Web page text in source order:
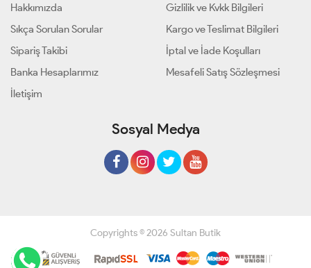
Hakkımızda
Sıkça Sorulan Sorular
Sipariş Takibi
Banka Hesaplarımız
İletişim
Gizlilik ve Kvkk Bilgileri
Kargo ve Teslimat Bilgileri
İptal ve İade Koşulları
Mesafeli Satış Sözleşmesi
Sosyal Medya
Copyrights © 2026 Sultan Butik